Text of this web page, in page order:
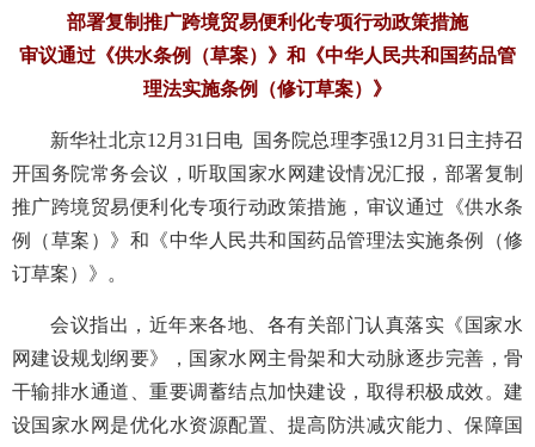
部署复制推广跨境贸易便利化专项行动政策措施
审议通过《供水条例（草案）》和《中华人民共和国药品管
理法实施条例（修订草案）》
新华社北京12月31日电 国务院总理李强12月31日主持召
开国务院常务会议，听取国家水网建设情况汇报，部署复制
推广跨境贸易便利化专项行动政策措施，审议通过《供水条
例（草案）》和《中华人民共和国药品管理法实施条例（修
订草案）》。
会议指出，近年来各地、各有关部门认真落实《国家水
网建设规划纲要》，国家水网主骨架和大动脉逐步完善，骨
干输排水通道、重要调蓄结点加快建设，取得积极成效。建
设国家水网是优化水资源配置、提高防洪减灾能力、保障国